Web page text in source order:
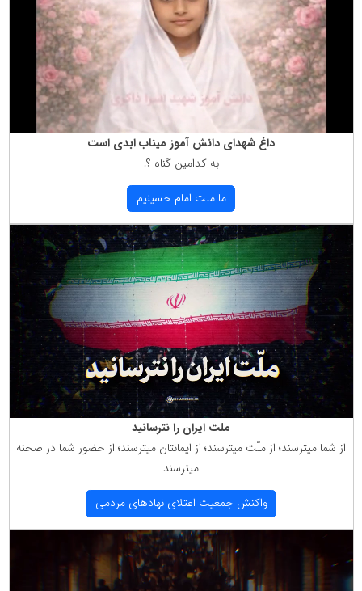
داغ شهدای دانش آموز میناب ابدی است
به كدامین گناه ؟!
ما ملت امام حسینیم
ملت ایران را نترسانید
از شما میترسند؛ از ملّت میترسند؛ از ایمانتان میترسند؛ از حضور شما در صحنه
میترسند
واكنش جمعیت اعتلای نهادهای مردمی